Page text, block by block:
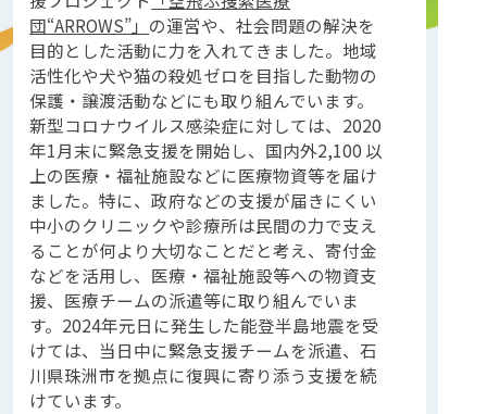
団“ARROWS”」 の運営や、社会問題の解決を
目的とした活動に力を入れてきました。地域
活性化や犬や猫の殺処ゼロを目指した動物の
保護・譲渡活動などにも取り組んでいます。
新型コロナウイルス感染症に対しては、2020
年1月末に緊急支援を開始し、国内外2,100 以
上の医療・福祉施設などに医療物資等を届け
ました。特に、政府などの支援が届きにくい
中小のクリニックや診療所は民間の力で支え
ることが何より大切なことだと考え、寄付金
などを活用し、医療・福祉施設等への物資支
援、医療チームの派遣等に取り組んでいま
す。2024年元日に発生した能登半島地震を受
けては、当日中に緊急支援チームを派遣、石
川県珠洲市を拠点に復興に寄り添う支援を続
けています。